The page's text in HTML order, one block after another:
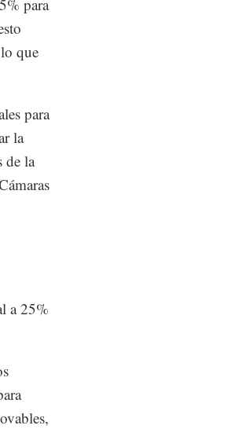
para
que
para
la
de la
a 25%